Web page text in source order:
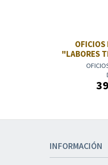
OFICIOS
"LABORES
INFORMACIÓN